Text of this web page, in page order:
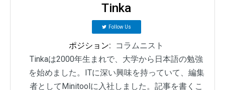
Tinka
Follow Us
ポジション:
コラムニスト
Tinkaは2000年生まれで、大学から日本語の勉強
を始めました。ITに深い興味を持っていて、編集
者としてMinitoolに入社しました。記事を書くこ